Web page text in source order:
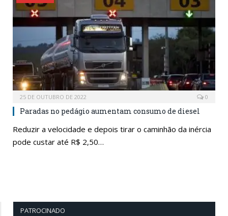
25 DE OUTUBRO DE 2022 0
Paradas no pedágio aumentam consumo de diesel
Reduzir a velocidade e depois tirar o caminhão da inércia
pode custar até R$ 2,50…
PATROCINADO